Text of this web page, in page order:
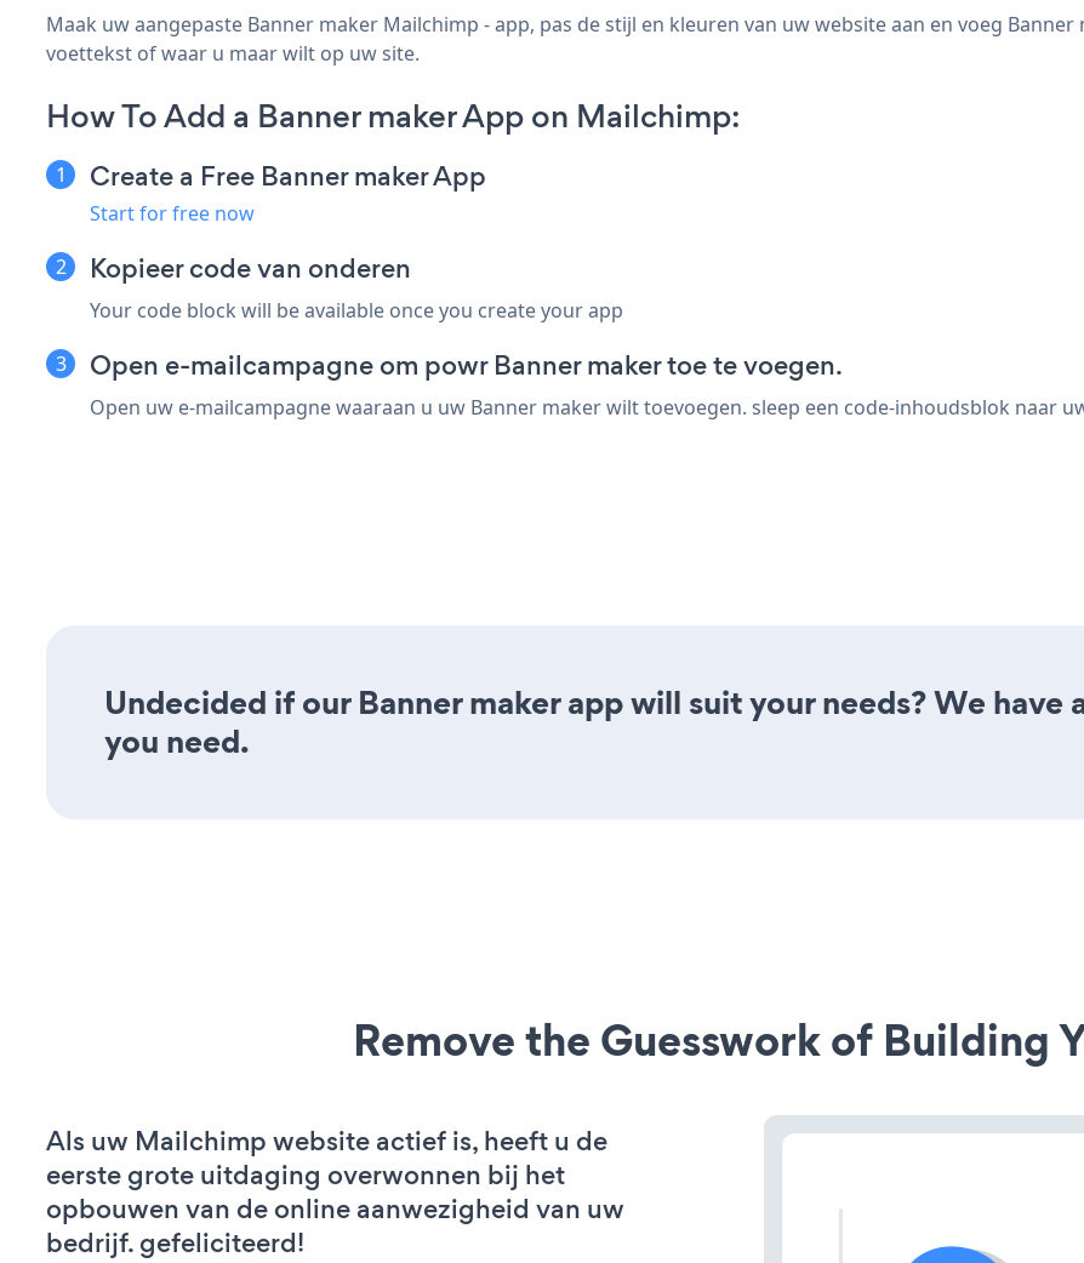
Maak uw aangepaste Banner maker Mailchimp - app, pas de stijl en kleuren van uw website aan en voeg
voettekst of waar u maar wilt op uw site.
How To Add a Banner maker App on Mailchimp:
Create a Free Banner maker App
Start for free now
Kopieer code van onderen
Your code block will be available once you create your app
Open e-mailcampagne om powr Banner maker toe te voegen.
Open uw e-mailcampagne waaraan u uw Banner maker wilt toevoegen. sleep een code-inhoudsblok naar
Undecided if our Banner maker app will suit your needs? We have
you need.
Remove the Guesswork of Building
Als uw Mailchimp website actief is, heeft u de
eerste grote uitdaging overwonnen bij het
opbouwen van de online aanwezigheid van uw
bedrijf. gefeliciteerd!